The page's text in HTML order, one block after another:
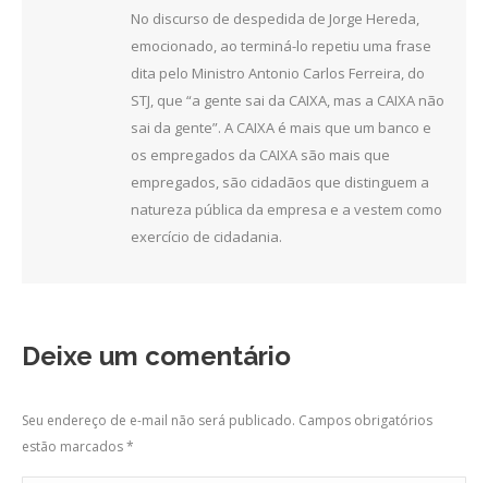
No discurso de despedida de Jorge Hereda,
emocionado, ao terminá-lo repetiu uma frase
dita pelo Ministro Antonio Carlos Ferreira, do
STJ, que “a gente sai da CAIXA, mas a CAIXA não
sai da gente”. A CAIXA é mais que um banco e
os empregados da CAIXA são mais que
empregados, são cidadãos que distinguem a
natureza pública da empresa e a vestem como
exercício de cidadania.
Deixe um comentário
Seu endereço de e-mail não será publicado. Campos obrigatórios
estão marcados*